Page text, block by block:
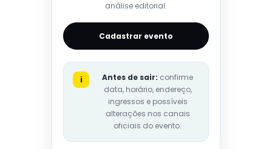
análise editorial.
Cadastrar evento
i Antes de sair: confirme
data, horário, endereço,
ingressos e possíveis
alterações nos canais
oficiais do evento.